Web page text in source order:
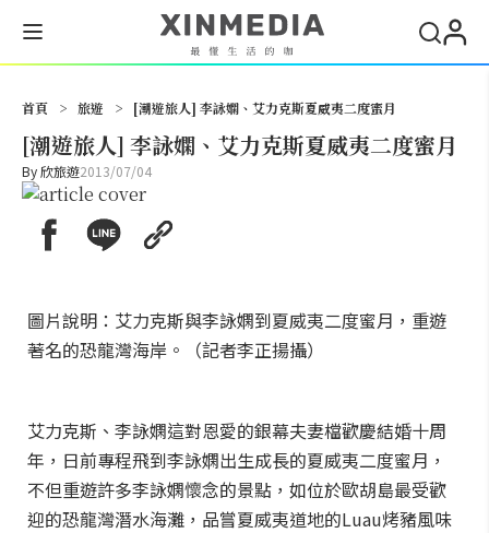
首頁 > 旅遊 > [潮遊旅人] 李詠嫻、艾力克斯夏威夷二度蜜月
[潮遊旅人] 李詠嫻、艾力克斯夏威夷二度蜜月
By欣旅遊2013/07/04
圖片說明：艾力克斯與李詠嫻到夏威夷二度蜜月，重遊
著名的恐龍灣海岸。（記者李正揚攝）
艾力克斯、李詠嫻這對恩愛的銀幕夫妻檔歡慶結婚十周
年，日前專程飛到李詠嫻出生成長的夏威夷二度蜜月，
不但重遊許多李詠嫻懷念的景點，如位於歐胡島最受歡
迎的恐龍灣潛水海灘，品嘗夏威夷道地的Luau烤豬風味